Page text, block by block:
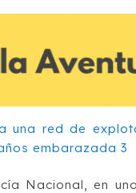
Nacional, en